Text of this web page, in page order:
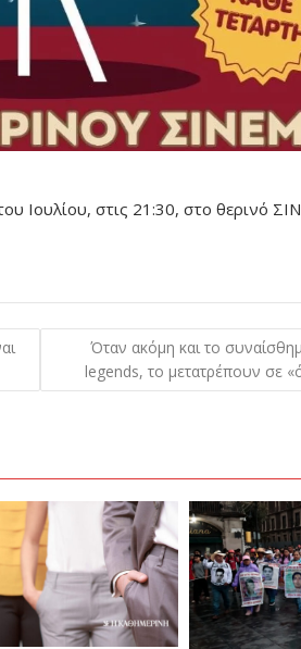
Ιουλίου, στις 21:30, στο θερινό
Όταν ακόμη και το
legends, το μετατρέπουν σε